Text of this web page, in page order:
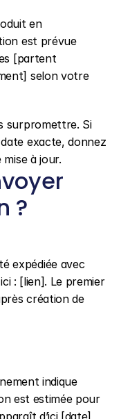
en
est prévue
[partent
selon votre
surpromettre. Si
exacte, donnez
à jour.
?
expédiée avec
: [lien]. Le premier
création de
indique
est estimée pour
d’ici [date],